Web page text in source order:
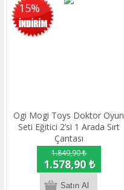
15%
Ogi Mogi Toys Doktor Oyun
Seti Eğitici 2’si 1 Arada Sırt
Çantası
1.849,90 ₺
1.578,90 ₺